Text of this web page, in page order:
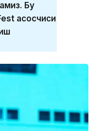
Бу
асосчиси